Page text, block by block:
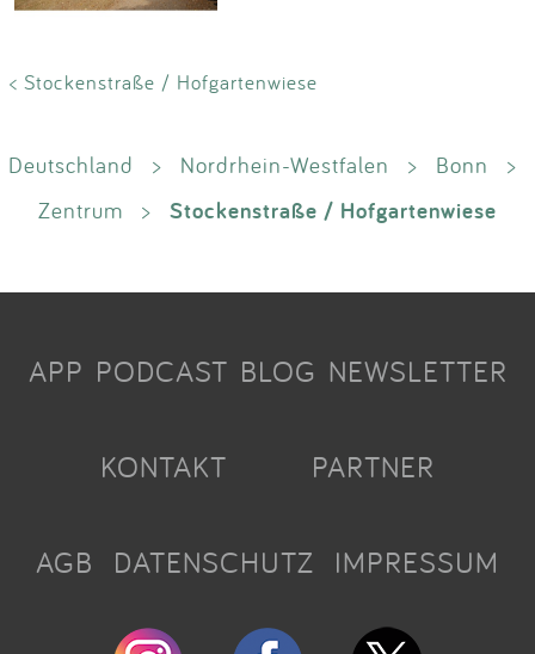
< Stockenstraße / Hofgartenwiese
Deutschland > Nordrhein-Westfalen > Bonn
>
Zentrum
> Stockenstraße / Hofgartenwiese
APP PODCAST BLOG NEWSLETTER
KONTAKT PARTNER
AGB DATENSCHUTZ IMPRESSUM